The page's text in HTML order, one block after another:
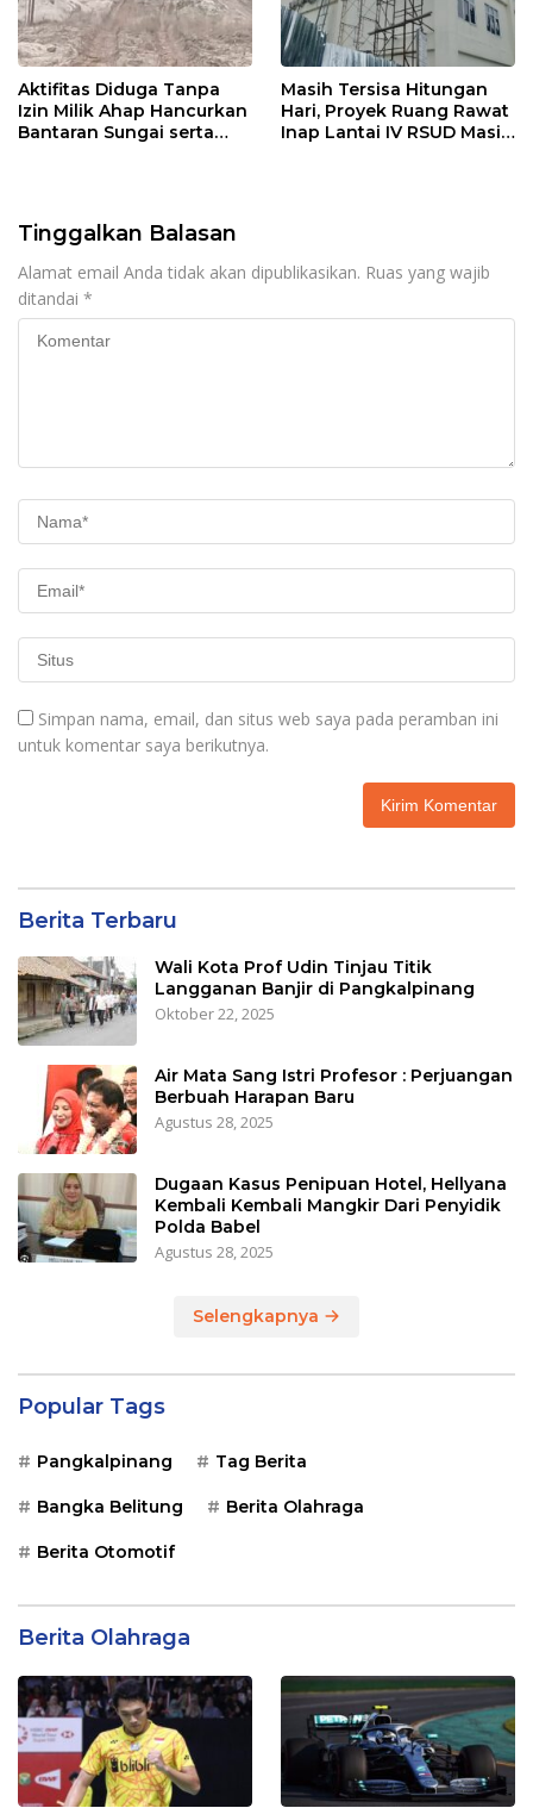
Aktifitas Diduga Tanpa
Izin Milik Ahap Hancurkan
Bantaran Sungai serta
Masih Tersisa Hitungan
Hari, Proyek Ruang Rawat
Inap Lantai IV RSUD Masih
Tinggalkan Balasan
Alamat email Anda tidak akan dipublikasikan. Ruas yang wajib
ditandai *
Simpan nama, email, dan situs web saya pada peramban ini
untuk komentar saya berikutnya.
Berita Terbaru
Wali Kota Prof Udin Tinjau Titik
Langganan Banjir di Pangkalpinang
Oktober 22, 2025
Air Mata Sang Istri Profesor : Perjuangan
Berbuah Harapan Baru
Agustus 28, 2025
Dugaan Kasus Penipuan Hotel, Hellyana
Kembali Kembali Mangkir Dari Penyidik
Polda Babel
Agustus 28, 2025
Selengkapnya
Popular Tags
Pangkalpinang Tag Berita
Bangka Belitung Berita Olahraga
Berita Otomotif
Berita Olahraga